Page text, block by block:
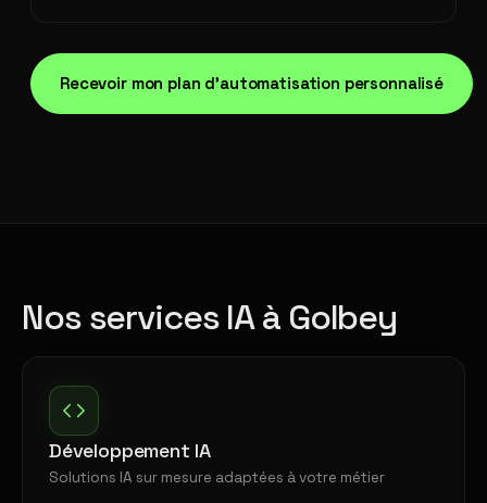
Recevoir mon plan d'automatisation personnalisé
Nos services IA à Golbey
Développement IA
Solutions IA sur mesure adaptées à votre métier